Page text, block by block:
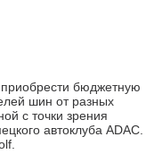
бюджетную
шин от разных
с точки зрения
автоклуба ADAC.